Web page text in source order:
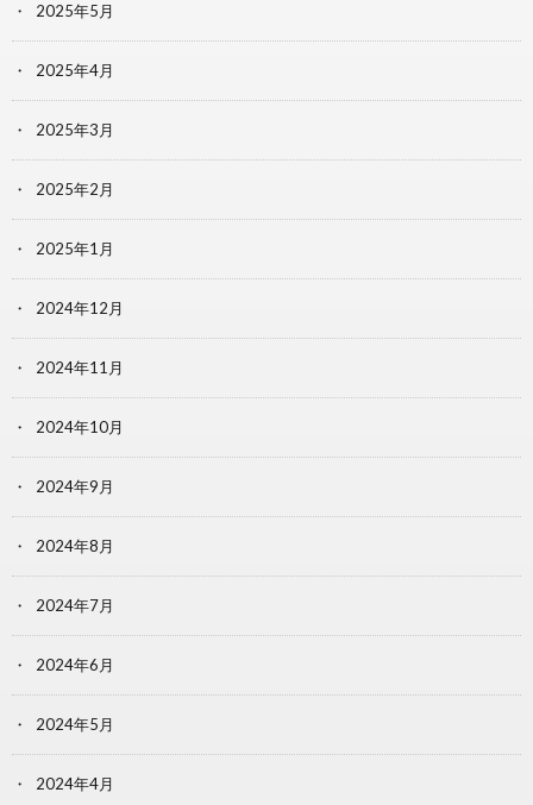
2025年5月
2025年4月
2025年3月
2025年2月
2025年1月
2024年12月
2024年11月
2024年10月
2024年9月
2024年8月
2024年7月
2024年6月
2024年5月
2024年4月